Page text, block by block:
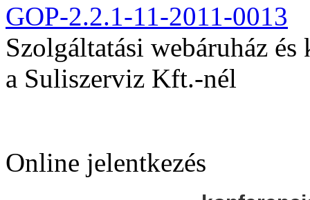
GOP-2.2.1-11-2011-0013
Szolgáltatási webáruház
a Suliszerviz Kft.-nél
Online jelentkezés